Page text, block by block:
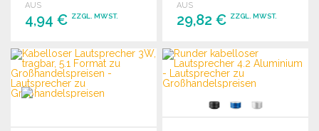
AUX/USB-Kabel.
Freisprechfunktion.
AUS
4,94 € ZZGL. MWST.
BESTELLEN
Angebot anfordern
Spielzeit.
AUS
29,82 € ZZGL. MWST.
BESTELLEN
Angebot anfordern